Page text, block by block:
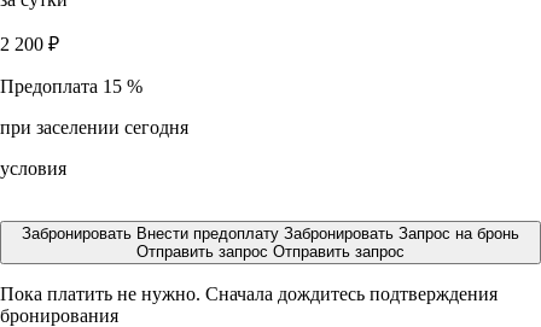
2 200 ₽
Предоплата 15 %
при заселении сегодня
условия
Забронировать Внести предоплату Забронировать Запрос на бронь
Отправить запрос Отправить запрос
Пока платить не нужно. Сначала дождитесь подтверждения
бронирования